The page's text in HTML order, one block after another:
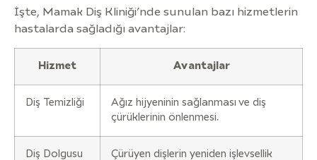
İşte, Mamak Diş Kliniği’nde sunulan bazı hizmetlerin
hastalarda sağladığı avantajlar:
Hizmet Avantajlar
Diş Temizliği
Ağız hijyeninin sağlanması ve diş
çürüklerinin önlenmesi.
Diş Dolgusu
Çürüyen dişlerin yeniden işlevsellik